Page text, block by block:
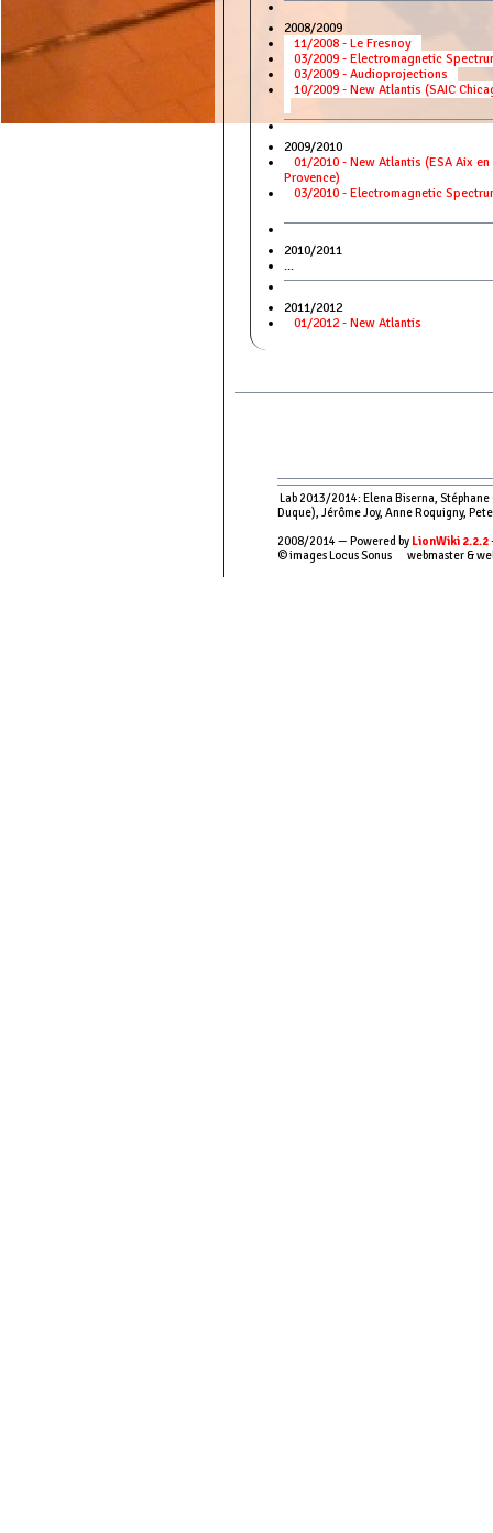
2008/2009
11/2008 - Le Fresnoy
03/2009 - Electromagnetic
03/2009 - Audioprojections
10/2009 - New Atlantis (SAIC
2009/2010
01/2010 - New Atlantis (ESA Aix en
Provence)
03/2010 - Electromagnetic
2010/2011
...
2011/2012
01/2012 - New Atlantis
Lab 2013/2014: Elena Biserna,
Duque), Jérôme Joy, Anne Roquigny,
2008/2014 — Powered by LionWiki 2.2.2
© images Locus Sonus webmaster &